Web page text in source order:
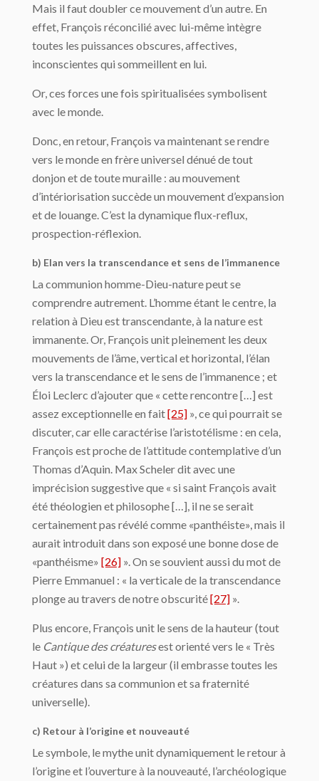
Mais il faut doubler ce mouvement d’un autre. En
effet, François réconcilié avec lui-même intègre
toutes les puissances obscures, affectives,
inconscientes qui sommeillent en lui.
Or, ces forces une fois spiritualisées symbolisent
avec le monde.
Donc, en retour, François va maintenant se rendre
vers le monde en frère universel dénué de tout
donjon et de toute muraille : au mouvement
d’intériorisation succède un mouvement d’expansion
et de louange. C’est la dynamique flux-reflux,
prospection-réflexion.
b) Elan vers la transcendance et sens de l’immanence
La communion homme-Dieu-nature peut se
comprendre autrement. L’homme étant le centre, la
relation à Dieu est transcendante, à la nature est
immanente. Or, François unit pleinement les deux
mouvements de l’âme, vertical et horizontal, l’élan
vers la transcendance et le sens de l’immanence ; et
Éloi Leclerc d’ajouter que « cette rencontre […] est
assez exceptionnelle en fait[25] », ce qui pourrait se
discuter, car elle caractérise l’aristotélisme : en cela,
François est proche de l’attitude contemplative d’un
Thomas d’Aquin. Max Scheler dit avec une
imprécision suggestive que « si saint François avait
été théologien et philosophe […], il ne se serait
certainement pas révélé comme «panthéiste», mais il
aurait introduit dans son exposé une bonne dose de
«panthéisme» [26] ». On se souvient aussi du mot de
Pierre Emmanuel : « la verticale de la transcendance
plonge au travers de notre obscurité[27] ».
Plus encore, François unit le sens de la hauteur (tout
le Cantique des créaturesest orienté vers le « Très
Haut ») et celui de la largeur (il embrasse toutes les
créatures dans sa communion et sa fraternité
universelle).
c) Retour à l’origine et nouveauté
Le symbole, le mythe unit dynamiquement le retour à
l’origine et l’ouverture à la nouveauté, l’archéologique